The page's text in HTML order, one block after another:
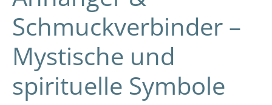
Schmuckverbinder –
Mystische und
spirituelle Symbole